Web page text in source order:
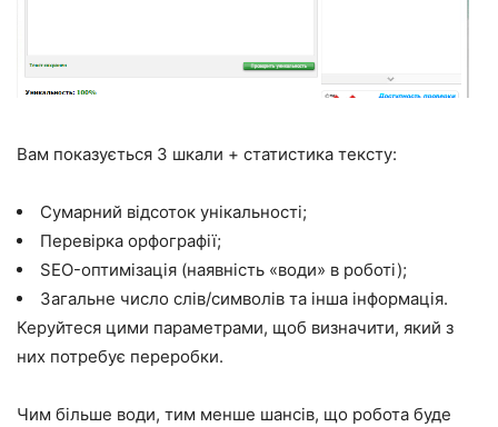
Вам показується 3 шкали + статистика тексту:
Сумарний відсоток унікальності;
Перевірка орфографії;
SEO-оптимізація (наявність «води» в роботі);
Загальне число слів/символів та інша інформація.
Керуйтеся цими параметрами, щоб визначити, який з
них потребує переробки.
Чим більше води, тим менше шансів, що робота буде